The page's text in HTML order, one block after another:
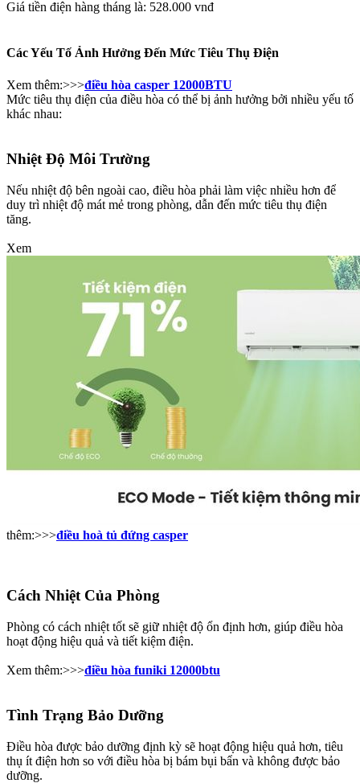
Giá tiền điện hàng tháng là: 528.000 vnđ
Các Yếu Tố Ảnh Hưởng Đến Mức Tiêu Thụ Điện
Xem thêm:>>>điều hòa casper 12000BTU
Mức tiêu thụ điện của điều hòa có thể bị ảnh hưởng bởi nhiều yếu tố
khác nhau:
Nhiệt Độ Môi Trường​
Nếu nhiệt độ bên ngoài cao, điều hòa phải làm việc nhiều hơn để
duy trì nhiệt độ mát mẻ trong phòng, dẫn đến mức tiêu thụ điện
tăng.
Xem
thêm:>>>điều hoà tủ đứng casper
Cách Nhiệt Của Phòng​
Phòng có cách nhiệt tốt sẽ giữ nhiệt độ ổn định hơn, giúp điều hòa
hoạt động hiệu quả và tiết kiệm điện.
Xem thêm:>>>điều hòa funiki 12000btu
Tình Trạng Bảo Dưỡng​
Điều hòa được bảo dưỡng định kỳ sẽ hoạt động hiệu quả hơn, tiêu
thụ ít điện hơn so với điều hòa bị bám bụi bẩn và không được bảo
dưỡng.